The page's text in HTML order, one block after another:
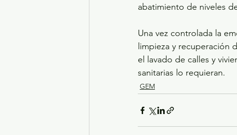
abatimiento de niveles
Una vez controlada la
limpieza y recuperación
el lavado de calles y
sanitarias lo requieran.
GEM